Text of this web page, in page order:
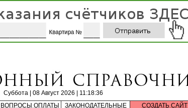
Суббота | 08 Август 2026 | 11:18:36
ВОПРОСЫ ОПЛАТЫ
ЗАКОНОДАТЕЛЬНЫЕ
СОЗДАТЬ САЙТ